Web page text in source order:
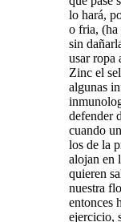
lo hará,
o fria, (ha
sin
usar ropa
Zinc el
algunas
defender
cuando
los de la
alojan en
quieren
nuestra
entonces
ejercicio,